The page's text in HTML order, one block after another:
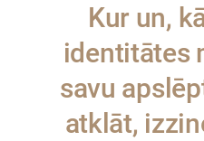
Kur un,
identitātes
savu
atklāt,